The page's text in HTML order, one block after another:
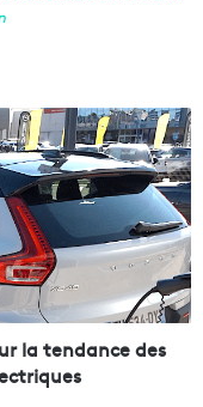
la tendance des